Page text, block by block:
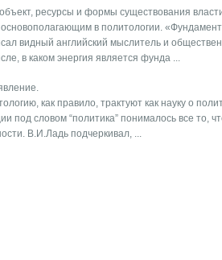
ресурсы и формы существования
в политологии.
видный английский мыслитель и
в каком энергия является фунда ...
как правило, тракту­ют как науку о
под словом “политика” понималось все то,
В.И.Ладь подчеркивал, ...